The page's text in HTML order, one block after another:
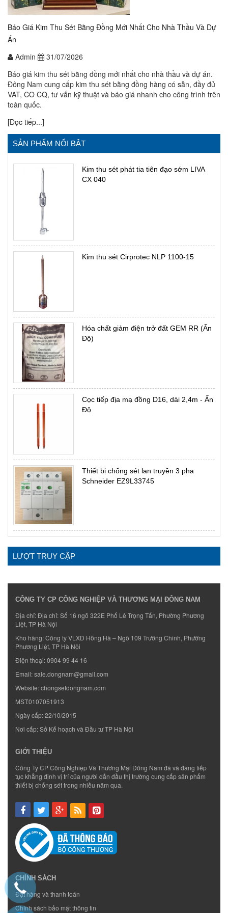
Báo Giá Kim Thu Sét Bằng Đồng Mới Nhất Cho Nhà Thầu Và Dự
Án
Admin
31/07/2026
Báo giá kim thu sét bằng đồng mới nhất cho nhà thầu và dự án.
Đông Nam cung cấp kim thu sét bằng đồng hàng có sẵn, đầy đủ
VAT, CO CQ, tư vấn kỹ thuật và báo giá nhanh cho công trình trên
toàn quốc.
[Đọc tiếp...]
SẢN PHẨM NỔI BẬT
Kim thu sét phát tia tiên đạo sớm LIVA
CX 040
Kim thu sét Cirprotec NLP 1100-15
Hóa chất giảm điện trở đất GEM RR (Ấn
Độ)
Cọc tiếp địa mạ đồng D16, dài 2,4m - Ấn
Độ
Thiết bị chống sét lan truyền 3 pha
Schneider EZ9L33745
LƯỢT TRUY CẬP
CÔNG TY CP CÔNG NGHIỆP VÀ THƯƠNG MẠI ĐÔNG NAM
Địa chỉ: Địa chỉ: Số 16 ngõ 322E Phố Lê Trọng Tấn, Phường Phương
Liệt, TP Hà Nội
Kho hàng: Công ty VLXD Hồng Hà – Ngõ 109 Trường Chinh, Phường
Phương Liệt, TP Hà Nội
Điện thoại:0904 99 44 16
Email:sale.dongnam@gmail.com
Website:chongsetdongnam.com
MST:0107051913
Ngày cấp: 22/10/2015
Nơi cấp: Sở Kế hoạch và Đầu tư TP Hà Nội
GIỚI THIỆU
Công Ty CP Công Nghiệp Và Thương Mại Đông Nam đã và đang tiếp
tục khẳng định vị trí của người dẫn đầu thị trường cung cấp sản phẩm
thiết bị chống sét trong nhiều năm qua.
CHÍNH SÁCH
Đặt hàng và thanh toán
Chính sách bảo mật thông tin